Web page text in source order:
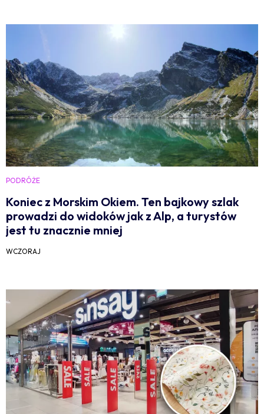
PODRÓŻE
Koniec z Morskim Okiem. Ten bajkowy szlak
prowadzi do widoków jak z Alp, a turystów
jest tu znacznie mniej
WCZORAJ